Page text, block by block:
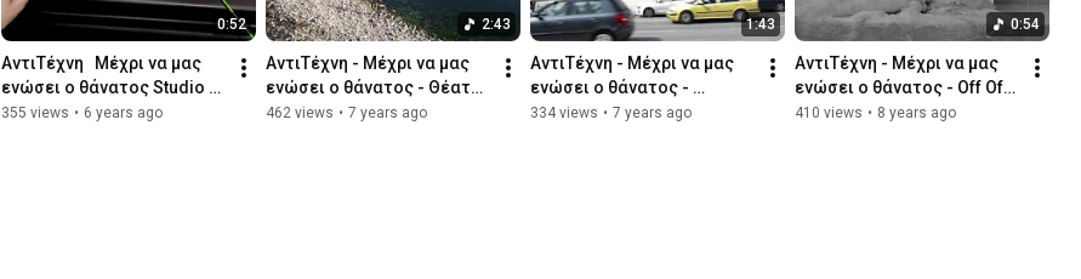
0:52
ΑντιΤέχνη   Μέχρι να μας
ενώσει ο θάνατος Studio
Μαυρομιχάλη Οκτώβριος
355 views • 6 years ago
2:43
ΑντιΤέχνη - Μέχρι να μας
ενώσει ο θάνατος - Θέατρο
ΠΚ Μάιος 2019 trailer
462 views • 7 years ago
1:43
ΑντιΤέχνη - Μέχρι να μας
ενώσει ο θάνατος -
Δημοτικό Θέατρο Πειραιά
334 views • 7 years ago
0:54
ΑντιΤέχνη - Μέχρι να μας
ενώσει ο θάνατος - Off Off
Athens 2018 official trailer
410 views • 8 years ago